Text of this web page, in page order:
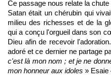
Ce passage nous relate la
Satan était un chérubin qui
milieu des richesses et de la
qui a conçu l'orgueil dans son
Dieu afin de recevoir
adoré et ce dernier ne partage
c'est là mon nom ; et je ne
mon honneur aux idoles » Esaie